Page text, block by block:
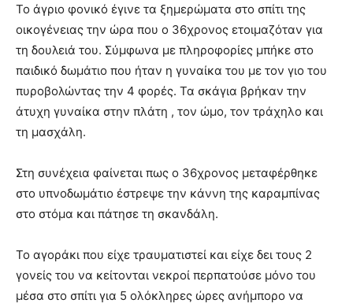
Το άγριο φονικό έγινε τα ξημερώματα στο σπίτι της
οικογένειας την ώρα που ο 36χρονος ετοιμαζόταν για
τη δουλειά του. Σύμφωνα με πληροφορίες μπήκε στο
παιδικό δωμάτιο που ήταν η γυναίκα του με τον γιο του
πυροβολώντας την 4 φορές. Τα σκάγια βρήκαν την
άτυχη γυναίκα στην πλάτη , τον ώμο, τον τράχηλο και
τη μασχάλη.
Στη συνέχεια φαίνεται πως ο 36χρονος μεταφέρθηκε
στο υπνοδωμάτιο έστρεψε την κάννη της καραμπίνας
στο στόμα και πάτησε τη σκανδάλη.
Το αγοράκι που είχε τραυματιστεί και είχε δει τους 2
γονείς του να κείτονται νεκροί περπατούσε μόνο του
μέσα στο σπίτι για 5 ολόκληρες ώρες ανήμπορο να